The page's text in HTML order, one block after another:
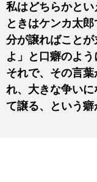
私はどちらかと
ときはケンカ太
分が譲ればこと
よ」と口癖のよう
それで、その言
れ、大きな争い
て譲る、という癖